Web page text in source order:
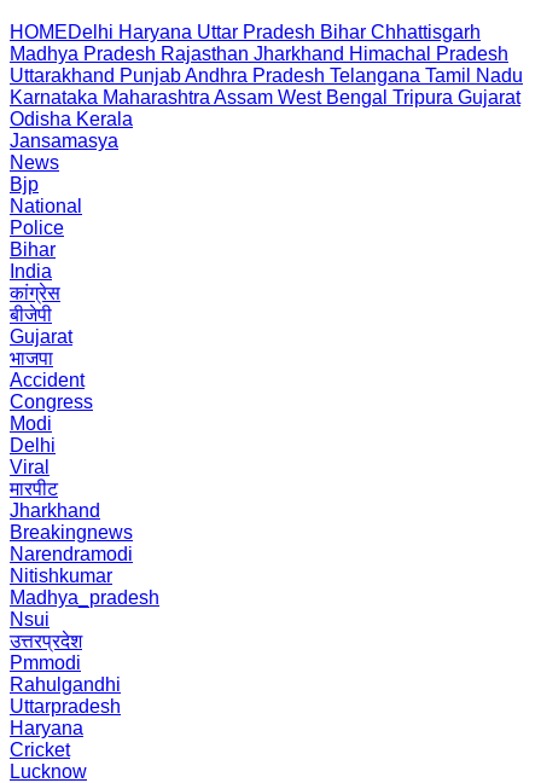
HOMEDelhi Haryana Uttar Pradesh Bihar Chhattisgarh
Madhya Pradesh Rajasthan Jharkhand Himachal Pradesh
Uttarakhand PunjabAndhra Pradesh Telangana Tamil Nadu
Karnataka Maharashtra Assam West Bengal Tripura Gujarat
Odisha Kerala
Jansamasya
News
Bjp
National
Police
Bihar
India
कांग्रेस
बीजेपी
Gujarat
भाजपा
Accident
Congress
Modi
Delhi
Viral
मारपीट
Jharkhand
Breakingnews
Narendramodi
Nitishkumar
Madhya_pradesh
Nsui
उत्तरप्रदेश
Pmmodi
Rahulgandhi
Uttarpradesh
Haryana
Cricket
Lucknow